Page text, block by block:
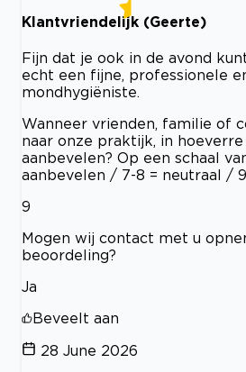
Klantvriendelijk (Geerte)
Fijn dat je ook in de avond
echt een fijne, professionele
mondhygiëniste.
Wanneer vrienden, familie of
naar onze praktijk, in hoeverre
aanbevelen? Op een schaal
aanbevelen / 7-8 = neutraal /
9
Mogen wij contact met u
beoordeling?
Ja
Beveelt aan
28 June 2026